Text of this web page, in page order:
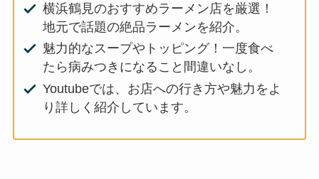
横浜鶴見のおすすめラーメン店を厳選！
地元で話題の絶品ラーメンを紹介。
魅力的なスープやトッピング！一度食べ
たら病みつきになること間違いなし。
Youtubeでは、お店への行き方や魅力をよ
り詳しく紹介しています。